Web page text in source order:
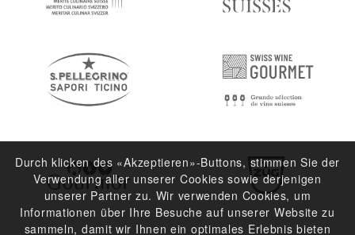
Durch klicken des «Akzeptieren»-Buttons, stimmen Sie der
Verwendung aller unserer Cookies sowie derjenigen
unserer Partner zu. Wir verwenden Cookies, um
Informationen über Ihre Besuche auf unserer Website zu
sammeln, damit wir Ihnen ein optimales Erlebnis bieten